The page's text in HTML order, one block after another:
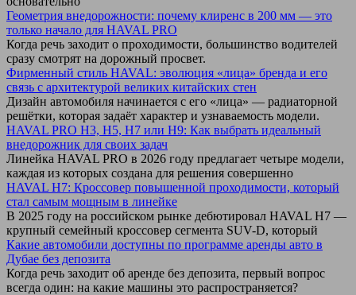
Геометрия внедорожности: почему клиренс в 200 мм — это
только начало для HAVAL PRO
Когда речь заходит о проходимости, большинство водителей
сразу смотрят на дорожный просвет.
Фирменный стиль HAVAL: эволюция «лица» бренда и его
связь с архитектурой великих китайских стен
Дизайн автомобиля начинается с его «лица» — радиаторной
решётки, которая задаёт характер и узнаваемость модели.
HAVAL PRO H3, H5, H7 или H9: Как выбрать идеальный
внедорожник для своих задач
Линейка HAVAL PRO в 2026 году предлагает четыре модели,
каждая из которых создана для решения совершенно
HAVAL H7: Кроссовер повышенной проходимости, который
стал самым мощным в линейке
В 2025 году на российском рынке дебютировал HAVAL H7 —
крупный семейный кроссовер сегмента SUV-D, который
Какие автомобили доступны по программе аренды авто в
Дубае без депозита
Когда речь заходит об аренде без депозита, первый вопрос
всегда один: на какие машины это распространяется?